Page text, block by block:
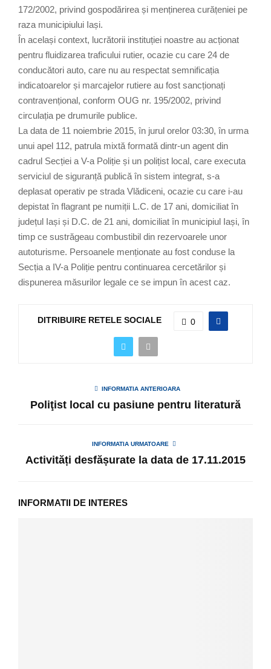
172/2002, privind gospodărirea și menținerea curățeniei pe
raza municipiului Iași.
În același context, lucrătorii instituției noastre au acționat
pentru fluidizarea traficului rutier, ocazie cu care 24 de
conducători auto, care nu au respectat semnificația
indicatoarelor și marcajelor rutiere au fost sancționați
contravențional, conform OUG nr. 195/2002, privind
circulația pe drumurile publice.
La data de 11 noiembrie 2015, în jurul orelor 03:30, în urma
unui apel 112, patrula mixtă formată dintr-un agent din
cadrul Secției a V-a Poliție și un polițist local, care executa
serviciul de siguranță publică în sistem integrat, s-a
deplasat operativ pe strada Vlădiceni, ocazie cu care i-au
depistat în flagrant pe numiții L.C. de 17 ani, domiciliat în
județul Iași și D.C. de 21 ani, domiciliat în municipiul Iași, în
timp ce sustrăgeau combustibil din rezervoarele unor
autoturisme. Persoanele menționate au fost conduse la
Secția a IV-a Poliție pentru continuarea cercetărilor și
dispunerea măsurilor legale ce se impun în acest caz.
DITRIBUIRE RETELE SOCIALE 0
INFORMATIA ANTERIOARA
Poliţist local cu pasiune pentru literatură
INFORMATIA URMATOARE
Activități desfășurate la data de 17.11.2015
INFORMATII DE INTERES